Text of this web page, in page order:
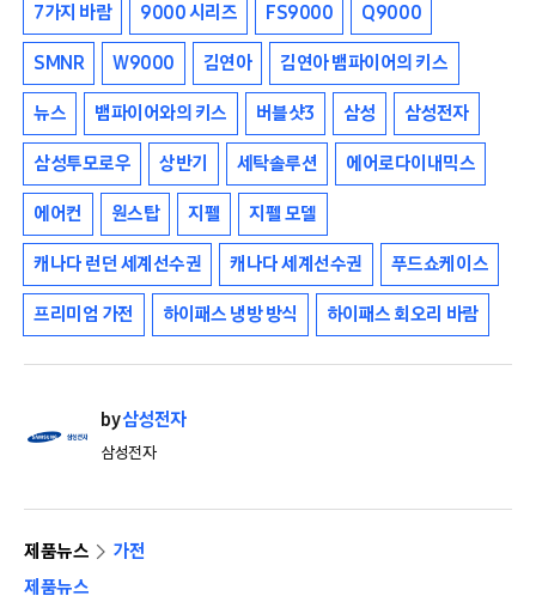
7가지 바람 9000 시리즈 FS9000 Q9000
SMNR W9000 김연아 김연아 뱀파이어의 키스
뉴스 뱀파이어와의 키스 버블샷3 삼성 삼성전자
삼성투모로우 상반기 세탁솔루션 에어로다이내믹스
에어컨 원스탑 지펠 지펠 모델
캐나다 런던 세계선수권 캐나다 세계선수권 푸드쇼케이스
프리미엄 가전 하이패스 냉방 방식 하이패스 회오리 바람
by삼성전자
삼성전자
제품뉴스
가전
제품뉴스